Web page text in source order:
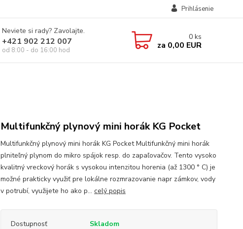
Prihlásenie
Neviete si rady? Zavolajte.
+421 902 212 007
od 8:00 - do 16:00 hod
0 ks
za 0,00 EUR
Multifunkčný plynový mini horák KG Pocket
Multifunkčný plynový mini horák KG Pocket Multifunkčný mini horák
plniteľný plynom do mikro spájok resp. do zapaľovačov. Tento vysoko
kvalitný vreckový horák s vysokou intenzitou horenia (až 1300 ° C) je
možné prakticky využiť pre lokálne rozmrazovanie napr zámkov, vody
v potrubí, využijete ho ako p... celý popis
Dostupnosť Skladom